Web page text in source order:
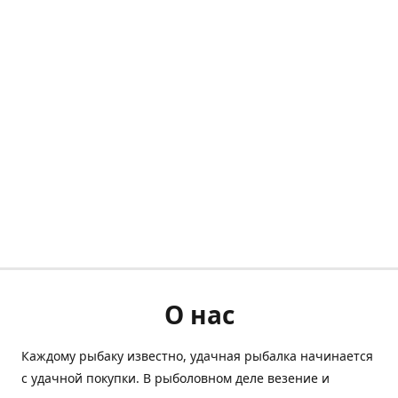
О нас
Каждому рыбаку известно, удачная рыбалка начинается
с удачной покупки. В рыболовном деле везение и